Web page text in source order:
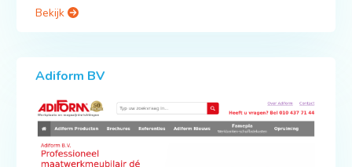
Bekijk
Adiform BV